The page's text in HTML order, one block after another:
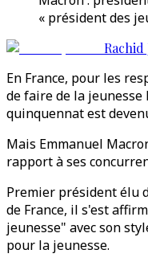
« président des
Rachid
En France, pour les
de faire de la
quinquennat est
Mais Emmanuel
rapport à ses
Premier président élu
de France, il s'est
jeunesse" avec son
pour la jeunesse.